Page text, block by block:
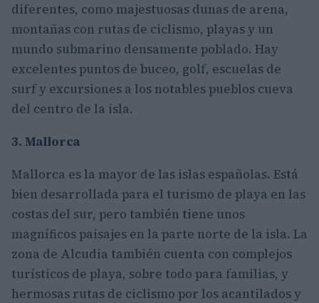
diferentes, como majestuosas dunas de arena,
montañas con rutas de ciclismo, playas y un
mundo submarino densamente poblado. Hay
excelentes puntos de buceo, golf, escuelas de
surf y excursiones a los notables pueblos cueva
del centro de la isla.
3. Mallorca
Mallorca es la mayor de las islas españolas. Está
bien desarrollada para el turismo de playa en las
costas del sur, pero también tiene unos
magníficos paisajes en la parte norte de la isla. La
zona de Alcudia también cuenta con complejos
turísticos de playa, sobre todo para familias, y
hermosas rutas de ciclismo por los acantilados y